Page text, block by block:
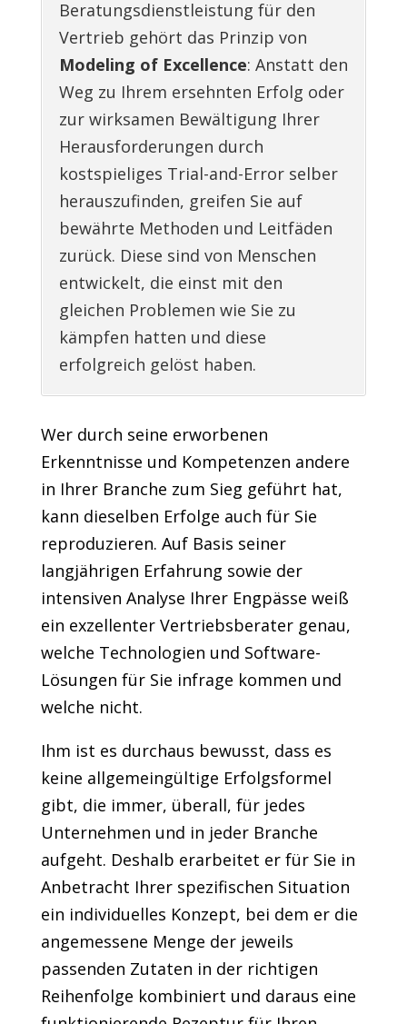
Beratungsdienstleistung für den
Vertrieb gehört das Prinzip von
Modeling of Excellence: Anstatt den
Weg zu Ihrem ersehnten Erfolg oder
zur wirksamen Bewältigung Ihrer
Herausforderungen durch
kostspieliges Trial-and-Error selber
herauszufinden, greifen Sie auf
bewährte Methoden und Leitfäden
zurück. Diese sind von Menschen
entwickelt, die einst mit den
gleichen Problemen wie Sie zu
kämpfen hatten und diese
erfolgreich gelöst haben.
Wer durch seine erworbenen
Erkenntnisse und Kompetenzen andere
in Ihrer Branche zum Sieg geführt hat,
kann dieselben Erfolge auch für Sie
reproduzieren. Auf Basis seiner
langjährigen Erfahrung sowie der
intensiven Analyse Ihrer Engpässe weiß
ein exzellenter Vertriebsberater genau,
welche Technologien und Software-
Lösungen für Sie infrage kommen und
welche nicht.
Ihm ist es durchaus bewusst, dass es
keine allgemeingültige Erfolgsformel
gibt, die immer, überall, für jedes
Unternehmen und in jeder Branche
aufgeht. Deshalb erarbeitet er für Sie in
Anbetracht Ihrer spezifischen Situation
ein individuelles Konzept, bei dem er die
angemessene Menge der jeweils
passenden Zutaten in der richtigen
Reihenfolge kombiniert und daraus eine